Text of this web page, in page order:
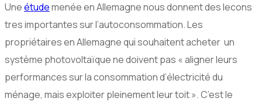
Uneétudemenée en Allemagne nous donnent des lecons
tres importantes sur l’autoconsommation. Les
propriétaires en Allemagne qui souhaitent acheter un
système photovoltaïque ne doivent pas « aligner leurs
performances sur la consommation d’électricité du
ménage, mais exploiter pleinement leur toit ». C’est le